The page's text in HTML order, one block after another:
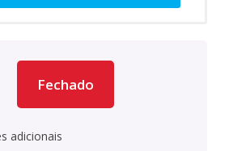
Fechado
adicionais